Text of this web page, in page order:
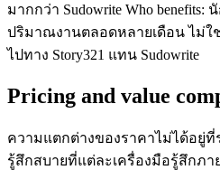
มากกว่า Sudowrite Who benefits:
ปริมาณงานตลอดหลายเดือน ไม่ใ
ไปทาง Story321 แทน Sudowrite
Pricing and value
ความแตกต่างของราคาไม่ได้อยู่ที่
รู้สึกสบายที่แต่ละเครื่องมือรู้สึกภา